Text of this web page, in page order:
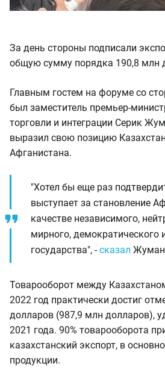
За день стороны подписали
общую сумму порядка 190,8 млн
Главным гостем на форуме со
был заместитель премьер-
торговли и интеграции Серик
выразил свою позицию
Афганистана.
"Хотел бы еще раз
выступает за становление
качестве независимого,
мирного, демократического
государства", -сказал
Товарооборот между
2022 год практически достиг
долларов (987,9 млн долларов),
2021 года. 90% товарооборота
казахстанский экспорт, в
продукции.